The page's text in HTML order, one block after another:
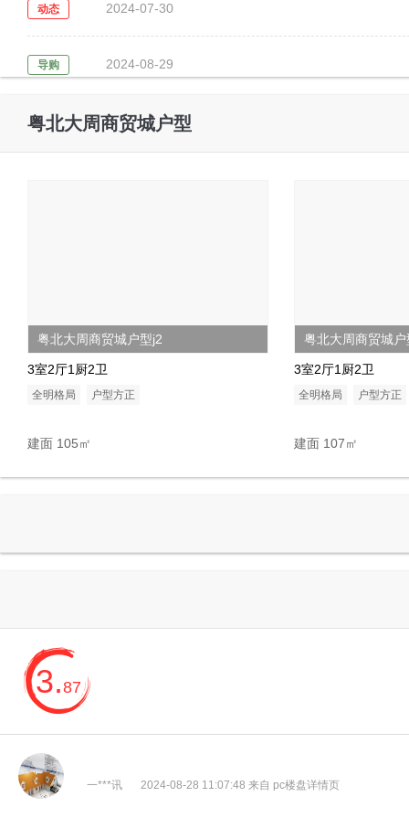
动态 2024-07-30
导购 2024-08-29
动态 2024-06-26
粤北大周商贸城户型
粤北大周商贸城户型j2
3室2厅1厨2卫
全明格局 户型方正
建面 105㎡
粤北大周商贸城
3室2厅1厨2卫
全明格局 户型方正
建面 107㎡
3.87
一***讯 2024-08-28 11:07:48 来自 pc楼盘详情页